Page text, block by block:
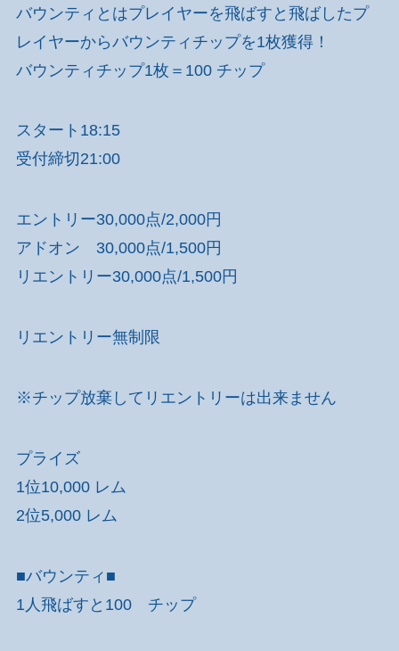
バウンティとはプレイヤーを飛ばすと飛ばしたプ
レイヤーからバウンティチップを1枚獲得！
バウンティチップ1枚＝100 チップ
スタート18:15
受付締切21:00
エントリー30,000点/2,000円
アドオン 30,000点/1,500円
リエントリー30,000点/1,500円
リエントリー無制限
※チップ放棄してリエントリーは出来ません
プライズ
1位10,000 レム
2位5,000 レム
■バウンティ■
1人飛ばすと100 チップ